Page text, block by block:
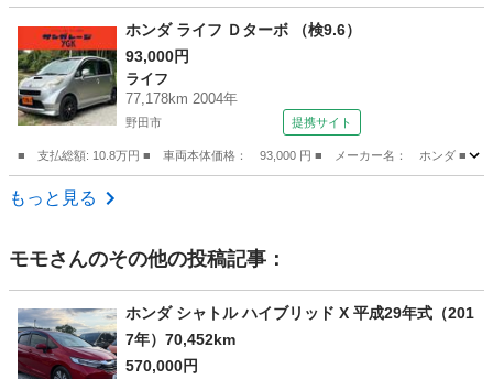
佐倉駅 その他
ホンダ ライフ Ｄターボ （検9.6）
93,000円
ライフ
77,178km 2004年
野田市 提携サイト
■ 支払総額: 10.8万円 ■ 車両本体価格： 93,000 円 ■ メーカー名： ホンダ ■
千葉 野田市
もっと見る
モモさんのその他の投稿記事：
ホンダ シャトル ハイブリッド X 平成29年式（201
7年）70,452km
570,000円